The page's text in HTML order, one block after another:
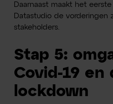
Daarnaast maakt het
Datastudio de vorderingen
stakeholders.
Stap 5:
Covid-19 en
lockdown